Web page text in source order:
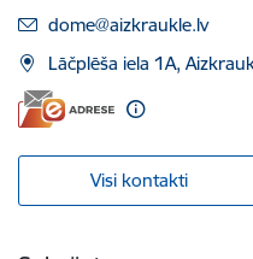
E-pasts:
dome@aizkraukle.lv
Lāčplēša iela 1A,
Visi kontakti